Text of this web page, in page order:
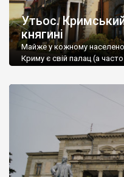
Утьос.
княгині
Майже у кожному
Криму є свій палац (а